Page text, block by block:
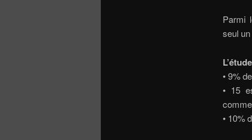
Parmi
seul
• 9%
• 15
• 10%